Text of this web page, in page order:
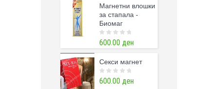
o
f
5
Магнетни влошки
за стапала -
Биомаг
0
o
o
f
5
600.00 ден
Секси магнет
0
o
600.00 ден